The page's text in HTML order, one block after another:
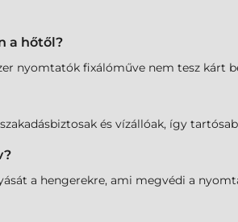
a hőtől?
nyomtatók fixálóműve nem tesz kárt
és vízállóak, így
a hengerekre, ami megvédi a